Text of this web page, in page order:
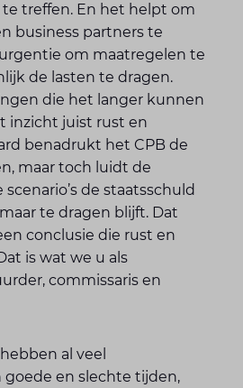
treffen. En het helpt om
business partners te
om maatregelen te
de lasten te dragen.
die het langer kunnen
inzicht juist rust en
benadrukt het CPB de
maar toch luidt de
de staatsschuld
te dragen blijft. Dat
conclusie die rust en
is wat we u als
commissaris en
al veel
en slechte tijden,